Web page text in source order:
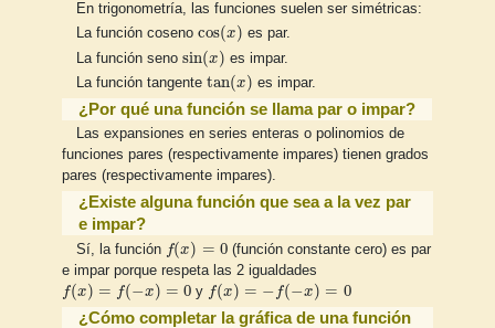
En trigonometría, las funciones suelen ser simétricas:
La función coseno cos(x)
cos(x) es par.
La función seno sin(x)
sin ( ) es impar.
La función tangente tan(x)
tan (x ) es impar.
¿Por qué una función se llama par o impar?
Las expansiones en series enteras o polinomios de
funciones pares (respectivamente impares) tienen grados
pares (respectivamente impares).
¿Existe alguna función que sea a la vez par
e impar?
Sí, la función f(x) = 0
(x =
(función constante cero) es par
e impar porque respeta las 2 igualdades
f(x) = f(−x) = 0
(x = − x) =0 y f(x) = − f(−x) = 0
f(x = f( x)=
¿Cómo completar la gráfica de una función